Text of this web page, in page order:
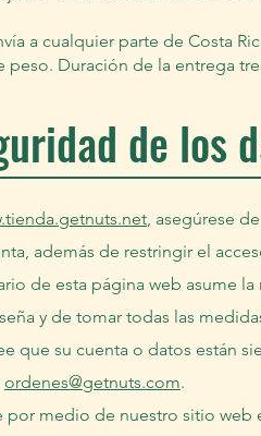
a cualquier parte de Costa
Duración de la entrega
de los
, asegúrese
además de restringir el
de esta página web asume
y de tomar todas las
que su cuenta o datos están
ordenes@getnuts.com.
por medio de nuestro sitio